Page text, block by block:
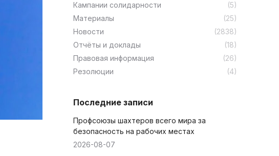
Кампании солидарности
(5)
Материалы
(25)
Новости
(2838)
Отчёты и доклады
(18)
Правовая информация
(26)
Резолюции
(4)
Последние записи
Профсоюзы шахтеров всего мира за
безопасность на рабочих местах
2026-08-07